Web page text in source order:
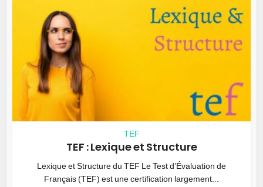
TEF
TEF : Lexique et Structure
Lexique et Structure du TEF Le Test d’Évaluation de
Français (TEF) est une certification largement...